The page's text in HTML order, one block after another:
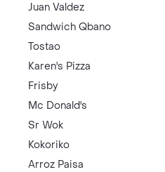
Juan Valdez
Sandwich Qbano
Tostao
Karen's Pizza
Frisby
Mc Donald's
Sr Wok
Kokoriko
Arroz Paisa